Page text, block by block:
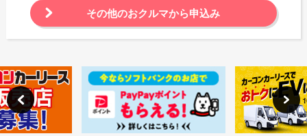
その他のおクルマから申込み